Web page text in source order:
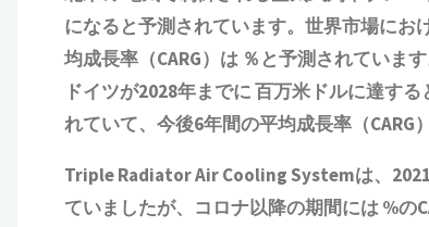
になると予測されています。世界市場にお
均成長率（CARG）は ％と予測されていま
ドイツが2028年までに 百万米ドルに達す
れていて、今後6年間の平均成長率（CARG
Triple Radiator Air Cooling Systemは、
ていましたが、コロナ以降の期間には %の